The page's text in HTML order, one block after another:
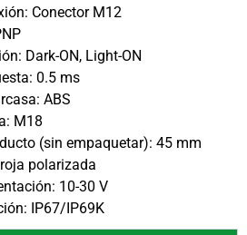
Conector M12
Dark-ON, Light-ON
0.5 ms
ABS
M18
(sin empaquetar): 45 mm
polarizada
10-30 V
IP67/IP69K